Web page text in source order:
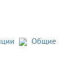
Общие